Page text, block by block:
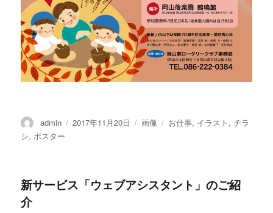
投
稿
admin
投
2017年11月20日
フ
ト
画像
カ
お仕事, イラスト ,チラ
シ,ポスター
新サービス「ウェブアシスタント」のご紹
介